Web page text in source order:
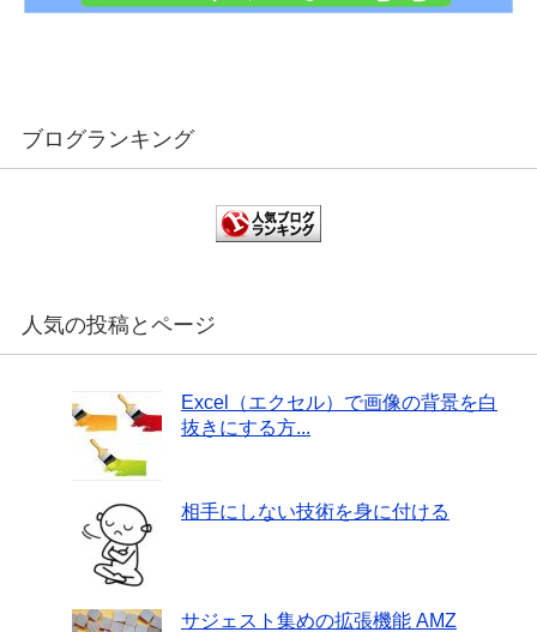
ブログランキング
人気の投稿とページ
Excel（エクセル）で画像の背景を白
抜きにする方...
相手にしない技術を身に付ける
サジェスト集めの拡張機能 AMZ